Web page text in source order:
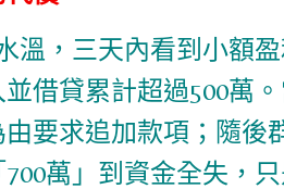
溫，三天內看到小額
借貸累計超過500萬
要求追加款項；隨後
萬」到資金全失，